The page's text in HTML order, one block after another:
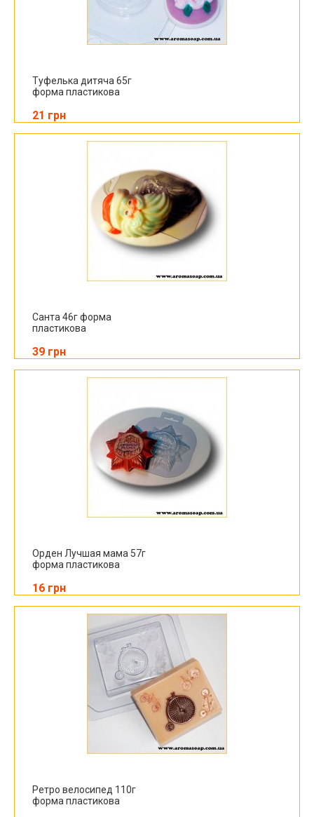
Туфелька дитяча 65г
форма пластикова
21 грн
Санта 46г форма
пластикова
39 грн
Орден Лучшая мама 57г
форма пластикова
16 грн
Ретро велосипед 110г
форма пластикова